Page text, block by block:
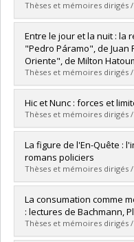
Thèses et mémoires dirigés /
Diplômé(e) :Delhoum,
Cycle :Maîtrise
Diplôme obtenu : M.A.
Lien vers le document
Entre le jour et la nuit : la
"Pedro Páramo", de Juan
Oriente", de Milton
Thèses et mémoires dirigés /
Diplômé(e) :Pereira
Cycle : Maîtrise
Diplôme obtenu :M.A.
Lien vers le document
Hic et Nunc : forces et
Thèses et mémoires dirigés /
Diplômé(e) :Breton,
Cycle :Doctorat
Diplôme obtenu :Ph. D.
Lien vers le document
La figure de l'En-Quête :
romans policiers
Thèses et mémoires dirigés /
Diplômé(e) :Freytag,
Cycle :Doctorat
Diplôme obtenu :Ph. D.
Lien vers le document
La consumation comme
: lectures de Bachmann,
Thèses et mémoires dirigés /